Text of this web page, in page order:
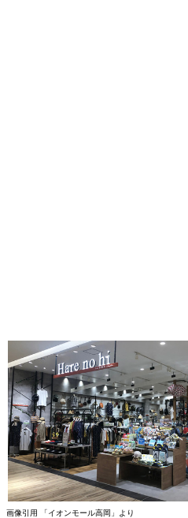
画像引用 「イオンモール高岡」より